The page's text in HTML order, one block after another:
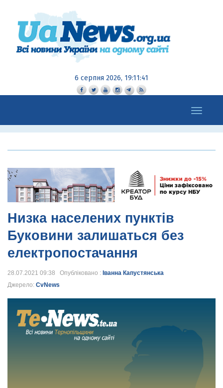
6 серпня 2026, 19:11:42
Toggle
navigation
Низка населених пунктів
Буковини залишаться без
електропостачання
28.07.2021 09:38 Опубліковано : Іванна Капустянська
Джерело: CvNews